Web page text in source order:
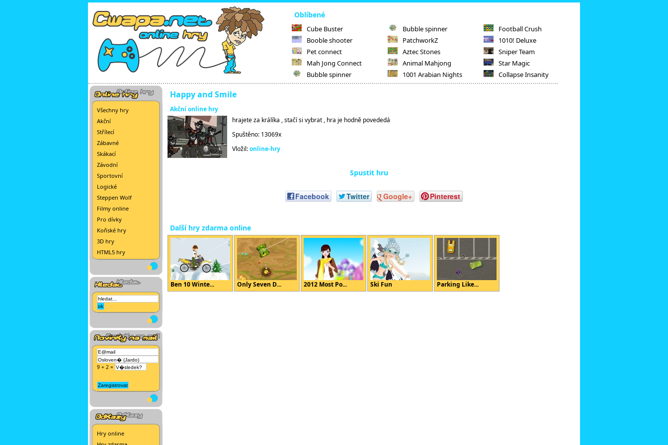
Oblíbené
Cube Buster
Booble shooter
Pet connect
Mah Jong Connect
Bubble spinner
Bubble spinner
PatchworkZ
Aztec Stones
Animal Mahjong
1001 Arabian Nights
Football Crush
1010! Deluxe
Sniper Team
Star Magic
Collapse Insanity
Všechny hry
Akční
Střílecí
Zábavné
Skákací
Závodní
Sportovní
Logické
Steppen Wolf
Filmy online
Pro dívky
Koňské hry
3D hry
HTML5 hry
9 + 2 =
Hry online
Happy and Smile
Akční online hry
hrajete za králíka , stačí si vybrat , hra je hodně povededá
Spuštěno: 13069x
Vložil:online-hry
Spustit hru
Facebook Twitter Google+ Pinterest
Další hry zdarma online
Ben 10 Winte... Only Seven D... 2012 Most Po... Ski Fun Parking Like...